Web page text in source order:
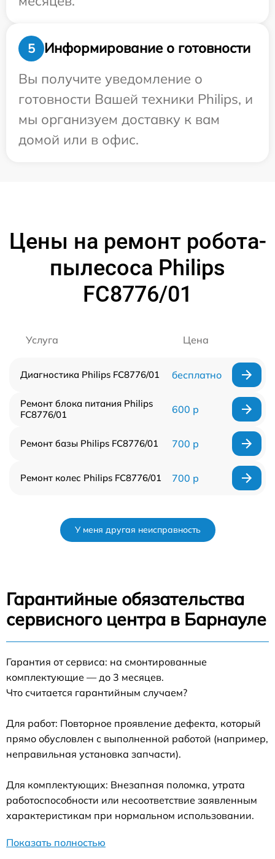
5
Информирование о готовности
Вы получите уведомление о
готовности Вашей техники Philips, и
мы организуем доставку к вам
домой или в офис.
Цены на ремонт робота-
пылесоса Philips
FC8776/01
Услуга Цена
Диагностика Philips FC8776/01 бесплатно
Ремонт блока питания Philips
FC8776/01
600 р
Ремонт базы Philips FC8776/01 700 р
Ремонт колес Philips FC8776/01 700 р
У меня другая неисправность
Гарантийные обязательства
сервисного центра в Барнауле
Гарантия от сервиса: на смонтированные
комплектующие — до 3 месяцев.
Что считается гарантийным случаем?
Для работ: Повторное проявление дефекта, который
прямо обусловлен с выполненной работой (например,
неправильная установка запчасти).
Для комплектующих: Внезапная поломка, утрата
работоспособности или несоответствие заявленным
характеристикам при нормальном использовании.
Показать полностью